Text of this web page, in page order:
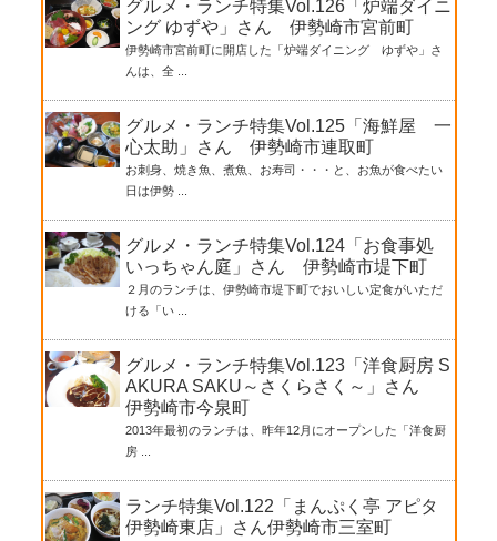
グルメ・ランチ特集Vol.126「炉端ダイニ
ング ゆずや」さん 伊勢崎市宮前町
伊勢崎市宮前町に開店した「炉端ダイニング ゆずや」さ
んは、全 ...
グルメ・ランチ特集Vol.125「海鮮屋 一
心太助」さん 伊勢崎市連取町
お刺身、焼き魚、煮魚、お寿司・・・と、お魚が食べたい
日は伊勢 ...
グルメ・ランチ特集Vol.124「お食事処
いっちゃん庭」さん 伊勢崎市堤下町
２月のランチは、伊勢崎市堤下町でおいしい定食がいただ
ける「い ...
グルメ・ランチ特集Vol.123「洋食厨房 S
AKURA SAKU～さくらさく～」さん
伊勢崎市今泉町
2013年最初のランチは、昨年12月にオープンした「洋食厨
房 ...
ランチ特集Vol.122「まんぷく亭 アピタ
伊勢崎東店」さん伊勢崎市三室町